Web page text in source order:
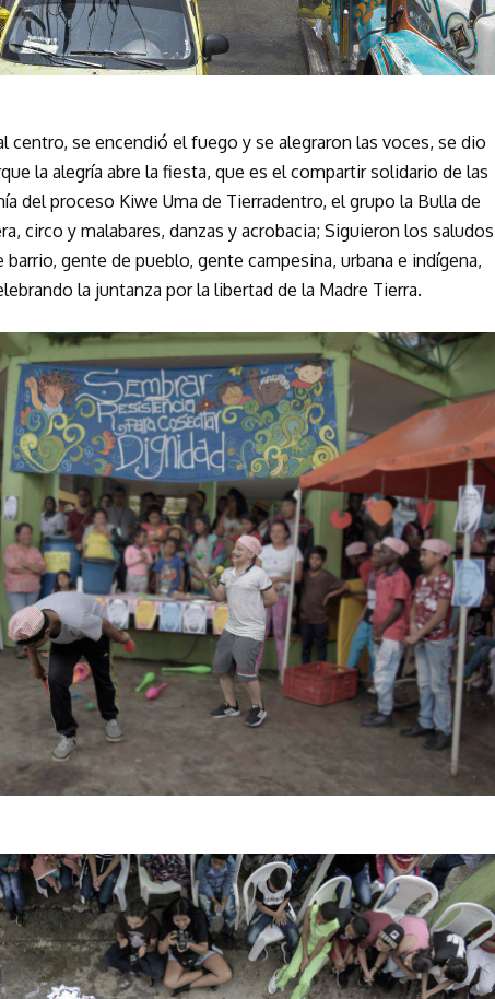
centro, se encendió el fuego y se alegraron las voces, se dio
la alegría abre la fiesta, que es el compartir solidario de las
del proceso Kiwe Uma de Tierradentro, el grupo la Bulla de
circo y malabares, danzas y acrobacia; Siguieron los saludos
gente de pueblo, gente campesina, urbana e indígena,
la juntanza por la libertad de la Madre Tierra.